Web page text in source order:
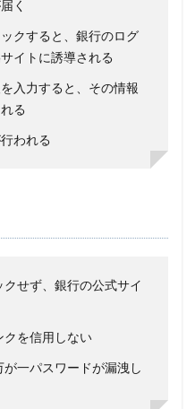
く
クすると、銀行のログ
イトに誘導される
入力すると、その情報
る
われる
せず、銀行の公式サイ
クを信用しない
一パスワードが漏洩し